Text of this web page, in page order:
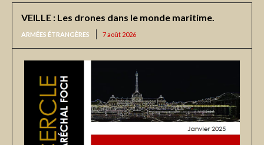
VEILLE : Les drones dans le monde maritime.
ARMÉES ÉTRANGÈRES 7 août 2026